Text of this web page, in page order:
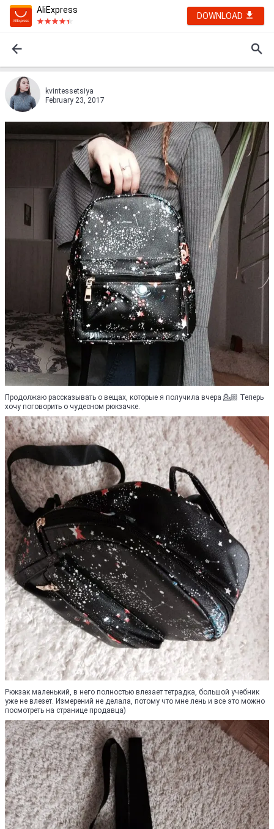
AliExpress
DOWNLOAD
kvintessetsiya
February 23, 2017
Продолжаю рассказывать о вещах, которые я получила вчера 💁🏼 Теперь
хочу поговорить о чудесном рюкзачке.
Рюкзак маленький, в него полностью влезает тетрадка, большой учебник
уже не влезет. Измерений не делала, потому что мне лень и все это можно
посмотреть на странице продавца)